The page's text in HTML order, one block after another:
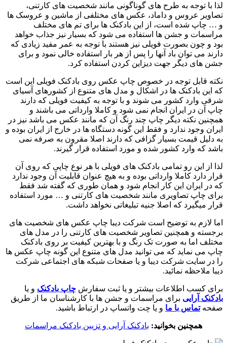
لذا با توجه به طرح های گوناگونی مانند شخصیت های کارتنی،
تصاویر عروس و داماد، عکس های مختلفی از ماشین و عروسک ها
و … چاپ شده است، از این بادکنک ها برای تم های مختلف
مراسمات و جشن ها استفاده می شود که بسیار نیز جذاب خواهد
بود و چون بصورت فویلی نیز هستند با توجه به عمر مفید زیادی که
دارند می توان باد آنها را پس از هر بار استفاده خالی نمود و برای
جشن های دیگر جهت دیزاین کردن استفاده کرد.
نکته قابل توجه در خصوص چاپ عکس روی بادکنک فویلی این است
که این بادکنک ها در اشکال و مدل های متنوع از کشورهای آسیای
شرقی وارد کشور می شوند و با توجه به کیفیت فویلی که دارند
چاپ آن در ایران انجام نمی شود و کاملا وارداتی می باشند و
همچنین نکته دیگر چاپ چند رنگ آن که مانند عکس می باشد نیز در
ایران وجود ندارد و فقط این گونه دستگاه ها در خارج از ایران بوده و
به دلیل قیمت بسیار گزافی که دارند اصلا مقرون به صرفه نمی
باشد که وارد کشور شده و مورد استفاده قرار گیرند.
لذا از این رو تمامی بادکنک های فویلی با هر نوع چاپی که روی آن
قرار دارد کاملا وارداتی بوده و به هیچ عنوان قابلیت آن وجود ندارد
که در ایران این کار انجام شود و همان طوری که گفته شد فقط
برای چاپ تصاویری مانند شخصیت های کارتنی و … مورد استفاده
قرار میگیرد که اصلا جنیه تبلیغاتی نخواهد داشت.
اما لازم به توضیح است شرکت دیبا چاپ عکس های شخصیت های
برجسته و همچنین تصاویر شخصیت های کارتنی را در مدل های
مختلف اما به صورت تک رنگ و با بهترین کیفیت بر روی بادکنک
چاپ می نماید که می توانید مدل های متنوع این گونه چاپ عکس ها
را در سایت شرکت دیبا و یا صفحات شبکه های اجتماعی شرکت
دیبا ملاحظه نمائید.
برای کسب اطلاعات بیشتر و یا ثبت سفارش چاپ بادکنک و یا
بادکنک آرایی برای مراسمات و جشن ها با کارشناسان ما از طریق
صفحهتماس با ما و یا چت واتساپ در ارتباط باشید.
همچنین بخوانید: بادکنک آرایی و تزیین بادکنک مراسمات